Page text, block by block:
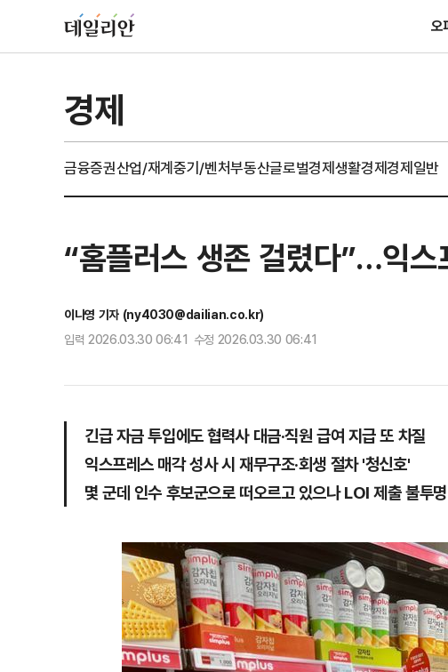
오
경제
금융증권산업/재계중기/벤처부동산글로벌경제생활경제경제일반
“홈플러스 생존 걸렸다”…익스
이나영 기자 (ny4030@dailian.co.kr)
입력 2026.03.30 06:41 수정 2026.03.30 06:41
긴급 자금 투입에도 협력사 대금·직원 급여 지급 또 차질
익스프레스 매각 성사 시 재무구조·회생 절차 '청신호'
몇 군데 인수 후보군으로 떠오르고 있으나 LOI 제출 불투명